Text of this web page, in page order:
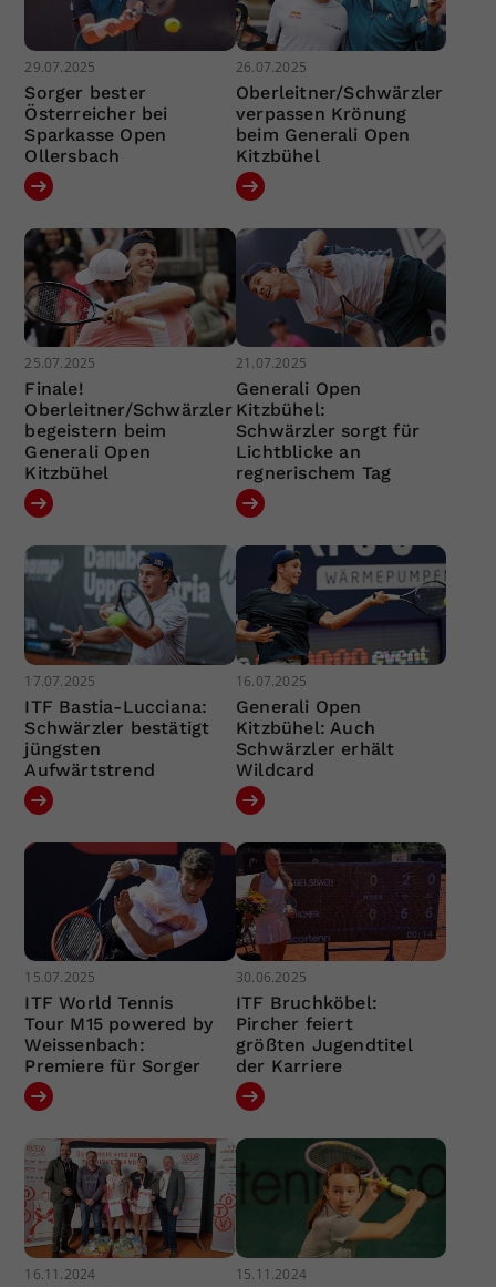
29.07.2025
Sorger bester
Österreicher bei
Sparkasse Open
Ollersbach
26.07.2025
Oberleitner/Schwärzler
verpassen Krönung
beim Generali Open
Kitzbühel
25.07.2025
Finale!
Oberleitner/Schwärzler
begeistern beim
Generali Open
Kitzbühel
21.07.2025
Generali Open
Kitzbühel:
Schwärzler sorgt für
Lichtblicke an
regnerischem Tag
17.07.2025
ITF Bastia-Lucciana:
Schwärzler bestätigt
jüngsten
Aufwärtstrend
16.07.2025
Generali Open
Kitzbühel: Auch
Schwärzler erhält
Wildcard
15.07.2025
ITF World Tennis
Tour M15 powered by
Weissenbach:
Premiere für Sorger
30.06.2025
ITF Bruchköbel:
Pircher feiert
größten Jugendtitel
der Karriere
16.11.2024 15.11.2024